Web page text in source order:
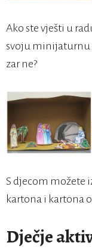
Ako ste vješti u
svoju minijaturnu
zar ne?
S djecom možete
kartona i kartona
Dječje